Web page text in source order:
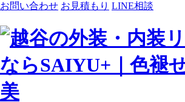
お問い合わせ お見積もり LINE相談